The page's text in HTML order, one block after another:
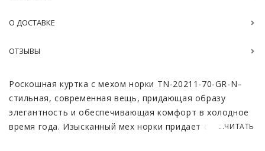
О ДОСТАВКЕ
ОТЗЫВЫ
Роскошная куртка с мехом норки TN-20211-70-GR-N–
стильная, современная вещь, придающая образу
элегантность и обеспечивающая комфорт в холодное
время года. Изысканный мех норки придает образу...ЧИТАТЬ